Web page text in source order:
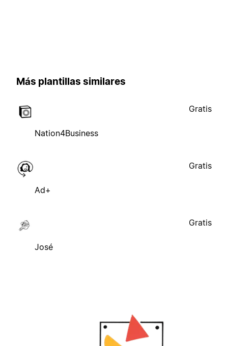
Más plantillas similares
Nation4Business
Gratis
Ad+
Gratis
José
Gratis